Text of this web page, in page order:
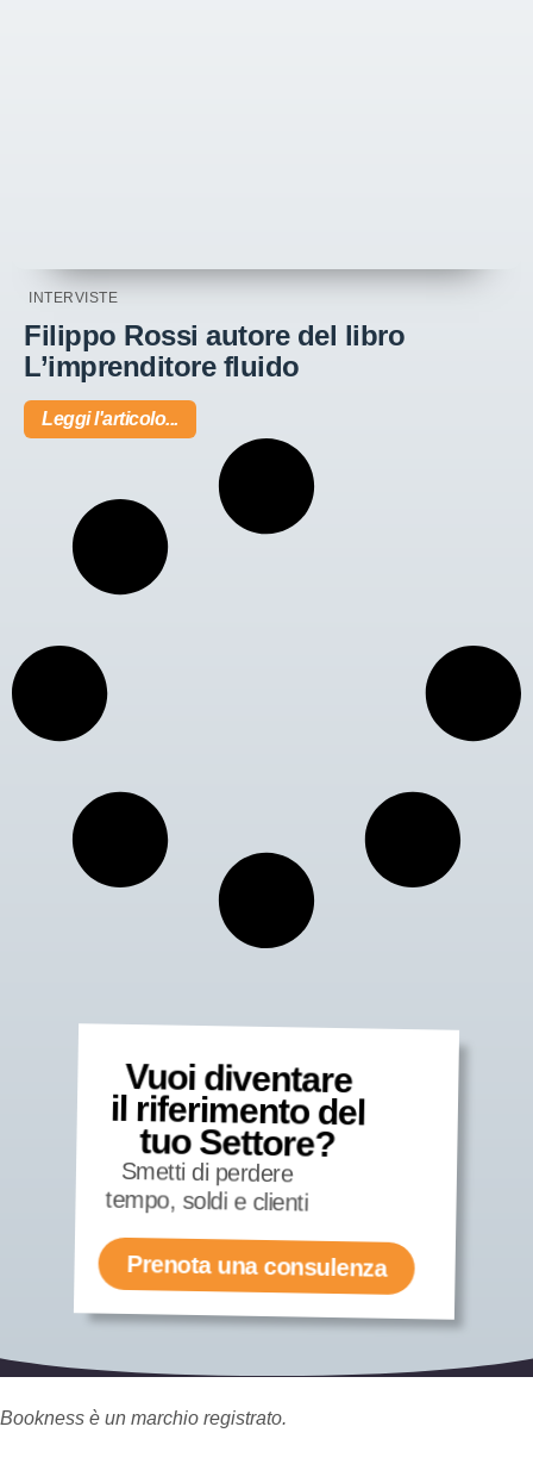
INTERVISTE
Filippo Rossi autore del libro
L’imprenditore fluido
Leggi l'articolo...
Vuoi diventare
il riferimento del
tuo Settore?
Smetti di perdere
tempo, soldi e clienti
Prenota una consulenza
Bookness è un marchio registrato.